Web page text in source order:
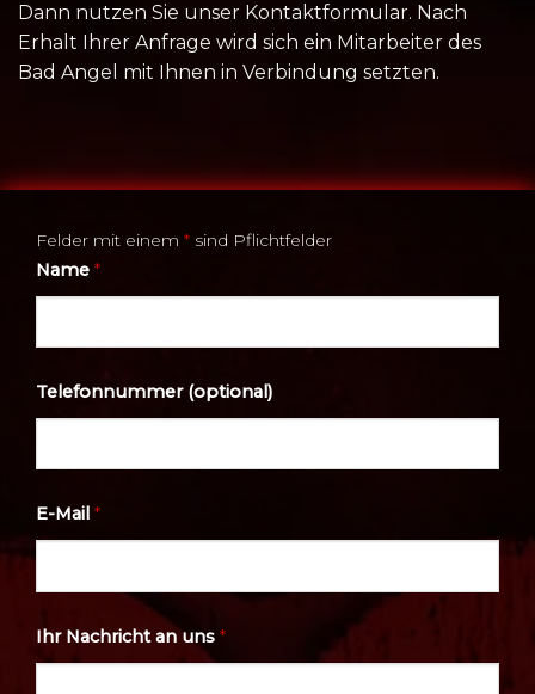
Dann nutzen Sie unser Kontaktformular. Nach
Erhalt Ihrer Anfrage wird sich ein Mitarbeiter des
Bad Angel mit Ihnen in Verbindung setzten.
Felder mit einem * sind Pflichtfelder
Name *
Telefonnummer (optional)
E-Mail *
Ihr Nachricht an uns *